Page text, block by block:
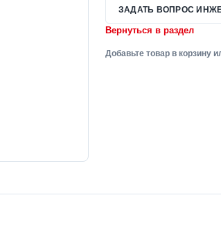
ЗАДАТЬ ВОПРОС
Вернуться в раздел
Добавьте товар в корзину